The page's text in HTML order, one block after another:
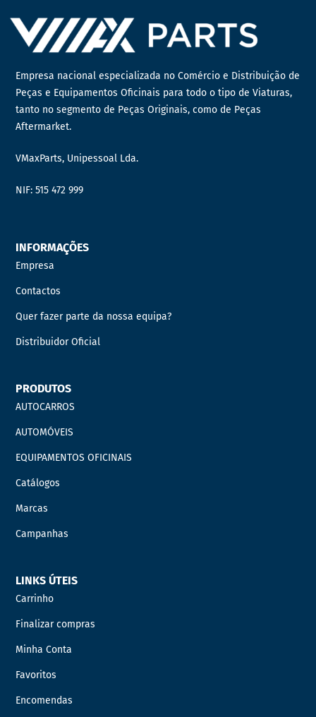
Empresa nacional especializada no Comércio e Distribuição de
Peças e Equipamentos Oficinais para todo o tipo de Viaturas,
tanto no segmento de Peças Originais, como de Peças
Aftermarket.
VMaxParts, Unipessoal Lda.
NIF: 515 472 999
INFORMAÇÕES
Empresa
Contactos
Quer fazer parte da nossa equipa?
Distribuidor Oficial
PRODUTOS
AUTOCARROS
AUTOMÓVEIS
EQUIPAMENTOS OFICINAIS
Catálogos
Marcas
Campanhas
LINKS ÚTEIS
Carrinho
Finalizar compras
Minha Conta
Favoritos
Encomendas